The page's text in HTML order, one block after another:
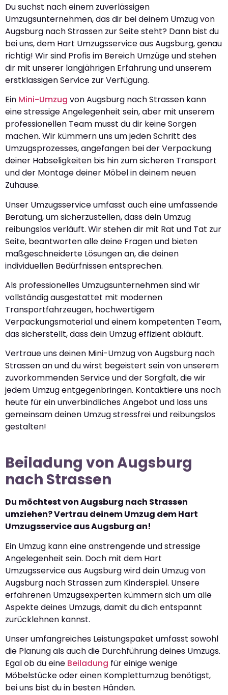
Du suchst nach einem zuverlässigen
Umzugsunternehmen, das dir bei deinem Umzug von
Augsburg nach Strassen zur Seite steht? Dann bist du
bei uns, dem Hart Umzugsservice aus Augsburg, genau
richtig! Wir sind Profis im Bereich Umzüge und stehen
dir mit unserer langjährigen Erfahrung und unserem
erstklassigen Service zur Verfügung.
Ein Mini-Umzug von Augsburg nach Strassen kann
eine stressige Angelegenheit sein, aber mit unserem
professionellen Team musst du dir keine Sorgen
machen. Wir kümmern uns um jeden Schritt des
Umzugsprozesses, angefangen bei der Verpackung
deiner Habseligkeiten bis hin zum sicheren Transport
und der Montage deiner Möbel in deinem neuen
Zuhause.
Unser Umzugsservice umfasst auch eine umfassende
Beratung, um sicherzustellen, dass dein Umzug
reibungslos verläuft. Wir stehen dir mit Rat und Tat zur
Seite, beantworten alle deine Fragen und bieten
maßgeschneiderte Lösungen an, die deinen
individuellen Bedürfnissen entsprechen.
Als professionelles Umzugsunternehmen sind wir
vollständig ausgestattet mit modernen
Transportfahrzeugen, hochwertigem
Verpackungsmaterial und einem kompetenten Team,
das sicherstellt, dass dein Umzug effizient abläuft.
Vertraue uns deinen Mini-Umzug von Augsburg nach
Strassen an und du wirst begeistert sein von unserem
zuvorkommenden Service und der Sorgfalt, die wir
jedem Umzug entgegenbringen. Kontaktiere uns noch
heute für ein unverbindliches Angebot und lass uns
gemeinsam deinen Umzug stressfrei und reibungslos
gestalten!
Beiladung von Augsburg
nach Strassen
Du möchtest von Augsburg nach Strassen
umziehen? Vertrau deinem Umzug dem Hart
Umzugsservice aus Augsburg an!
Ein Umzug kann eine anstrengende und stressige
Angelegenheit sein. Doch mit dem Hart
Umzugsservice aus Augsburg wird dein Umzug von
Augsburg nach Strassen zum Kinderspiel. Unsere
erfahrenen Umzugsexperten kümmern sich um alle
Aspekte deines Umzugs, damit du dich entspannt
zurücklehnen kannst.
Unser umfangreiches Leistungspaket umfasst sowohl
die Planung als auch die Durchführung deines Umzugs.
Egal ob du eine Beiladung für einige wenige
Möbelstücke oder einen Komplettumzug benötigst,
bei uns bist du in besten Händen.